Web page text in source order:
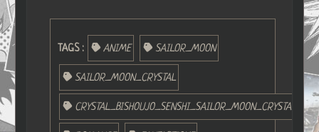
TAGS : ANIME SAILOR_MOON
SAILOR_MOON_CRYSTAL
CRYSTAL_BISHOUJO_SENSHI_SAILOR_MOON_CRYSTAL